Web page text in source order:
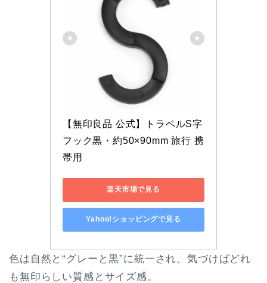
【無印良品 公式】トラベルS字
フック黒・約50×90mm 旅行 携
帯用
楽天市場で見る
Yahoo!ショッピングで見る
色は自然と“グレーと黒”に統一され、気づけばどれ
も無印らしい質感とサイズ感。